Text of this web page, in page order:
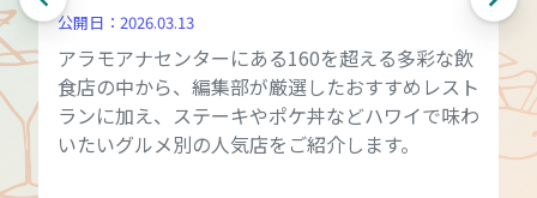
公開日： 2026.03.13
アラモアナセンターにある160を超える多彩な飲
食店の中から、編集部が厳選したおすすめレスト
ランに加え、ステーキやポケ丼などハワイで味わ
いたいグルメ別の人気店をご紹介します。